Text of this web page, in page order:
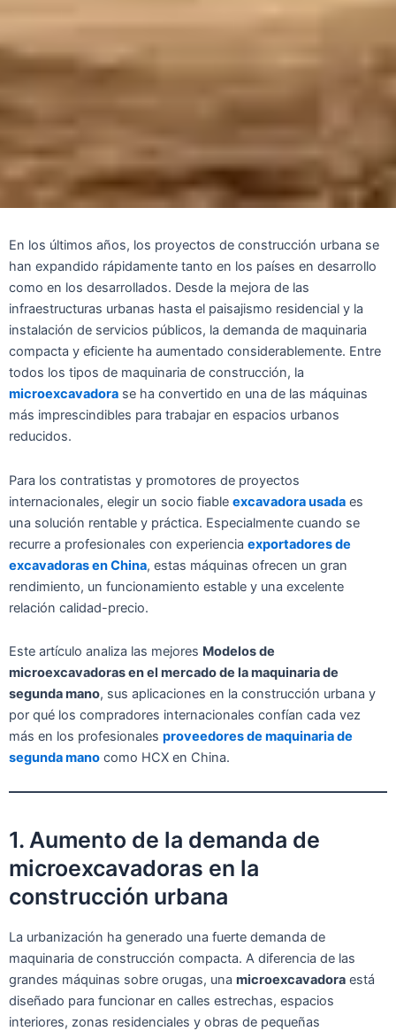
En los últimos años, los proyectos de construcción urbana se
han expandido rápidamente tanto en los países en desarrollo
como en los desarrollados. Desde la mejora de las
infraestructuras urbanas hasta el paisajismo residencial y la
instalación de servicios públicos, la demanda de maquinaria
compacta y eficiente ha aumentado considerablemente. Entre
todos los tipos de maquinaria de construcción, la
microexcavadora se ha convertido en una de las máquinas
más imprescindibles para trabajar en espacios urbanos
reducidos.
Para los contratistas y promotores de proyectos
internacionales, elegir un socio fiable excavadora usada es
una solución rentable y práctica. Especialmente cuando se
recurre a profesionales con experiencia exportadores de
excavadoras en China, estas máquinas ofrecen un gran
rendimiento, un funcionamiento estable y una excelente
relación calidad-precio.
Este artículo analiza las mejores Modelos de
microexcavadoras en el mercado de la maquinaria de
segunda mano, sus aplicaciones en la construcción urbana y
por qué los compradores internacionales confían cada vez
más en los profesionales proveedores de maquinaria de
segunda mano como HCX en China.
1. Aumento de la demanda de
microexcavadoras en la
construcción urbana
La urbanización ha generado una fuerte demanda de
maquinaria de construcción compacta. A diferencia de las
grandes máquinas sobre orugas, una microexcavadora está
diseñado para funcionar en calles estrechas, espacios
interiores, zonas residenciales y obras de pequeñas